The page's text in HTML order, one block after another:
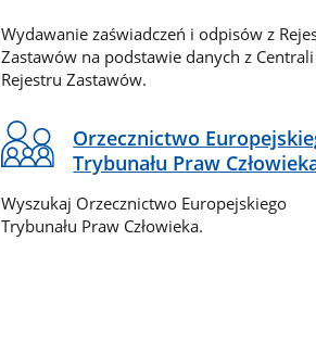
Wydawanie zaświadczeń i odpisów z
Zastawów na podstawie danych z Centrali
Rejestru Zastawów.
Orzecznictwo
Trybunału Praw
Wyszukaj Orzecznictwo Europejskiego
Trybunału Praw Człowieka.